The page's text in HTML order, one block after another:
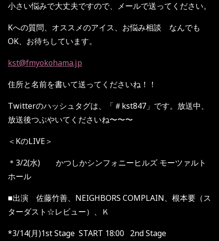
小さい悩みで大丈夫ですので、メールで送ってください。
Kへの質問、オススメのアイス、お悩み相談 なんでも
OK、お待ちしています。
kst@fmyokohama.jp
住所と名前を書いて送ってくださいね！！
Twitterのハッシュタグは、「＃kst847」です。放送中、
放送後つぶやいてくださいね〜〜〜
＜KのLIVE＞
＊3/2(水) かつしかシンフォニーヒルズ モーツァルト
ホール
■出演 佐藤竹善、 NEIGHBORS COMPLAIN、根本要（ス
ターダスト☆レビュー）、Ｋ
*3/14(月)1st Stage START 18:00 2nd Stage